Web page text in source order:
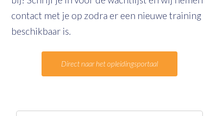
contact met je op zodra er een nieuwe training
beschikbaar is.
Direct naar het opleidingsportaal